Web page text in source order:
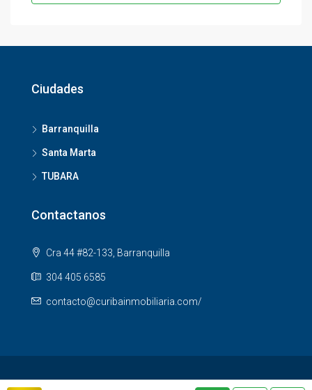
Ciudades
Barranquilla
Santa Marta
TUBARA
Contactanos
Cra 44 #82-133, Barranquilla
304 405 6585
contacto@curibainmobiliaria.com/
© Houzez - All rights reserved